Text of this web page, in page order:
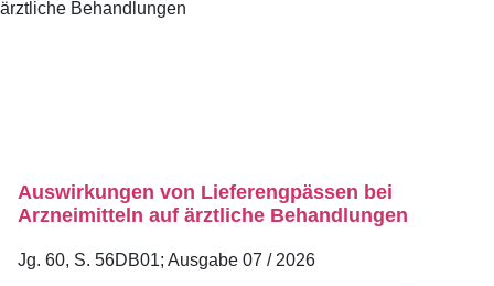
Auswirkungen von Lieferengpässen bei
Arzneimitteln auf ärztliche Behandlungen
Jg. 60, S. 56DB01; Ausgabe 07 / 2026